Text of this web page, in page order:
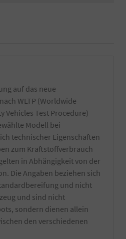
Entfernung
von
z.T.
schwer
entfernbaren
produktionsseitigen
Rückständen.
Es
werden
nur
hochwertige
verwendet
und
natürlich
eines
EU-
Fahrzeuges
Informieren
Sie
sich
dazu
am
besten
bei
Ihrer
örtlichen
Zulassungsbehörde.
Die
auf das neue
WLTP (Worldwide
Vehicles Test Procedure)
Modell bei
technischer Eigenschaften
zum Kraftstoffverbrauch
in Abhängigkeit von der
Die Angaben beziehen sich
und nicht
und sind nicht
sondern dienen allein
den verschiedenen